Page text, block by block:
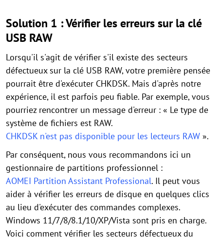
Solution 1 : Vérifier les erreurs sur la clé
USB RAW
Lorsqu'il s'agit de vérifier s'il existe des secteurs
défectueux sur la clé USB RAW, votre première pensée
pourrait être d'exécuter CHKDSK. Mais d'après notre
expérience, il est parfois peu fiable. Par exemple, vous
pourriez rencontrer un message d'erreur : « Le type de
système de fichiers est RAW.
CHKDSK n'est pas disponible pour les lecteurs RAW ».
Par conséquent, nous vous recommandons ici un
gestionnaire de partitions professionnel :
AOMEI Partition Assistant Professional. Il peut vous
aider à vérifier les erreurs de disque en quelques clics
au lieu d'exécuter des commandes complexes.
Windows 11/7/8/8.1/10/XP/Vista sont pris en charge.
Voici comment vérifier les secteurs défectueux du